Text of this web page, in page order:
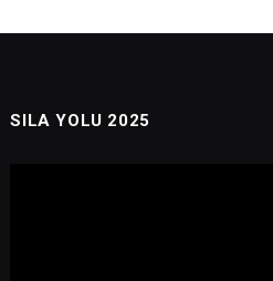
SILA YOLU 2025